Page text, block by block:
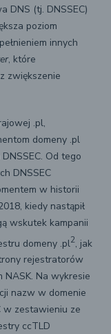
DNS (tj. DNSSEC)
poziom
innych
, które
zwiększenie
.pl,
domeny .pl
Od tego
DNSSEC
w historii
kiedy nastąpił
wskutek kampanii
domeny .pl2, jak
rejestratorów
NASK. Na wykresie
nazw w domenie
w zestawieniu ze
ccTLD